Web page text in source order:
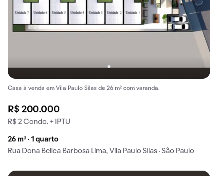
Casa à venda em Vila Paulo Silas de 26 m² com varanda.
R$ 200.000
R$ 2 Condo. + IPTU
26 m² · 1 quarto
Rua Dona Belica Barbosa Lima, Vila Paulo Silas · São Paulo